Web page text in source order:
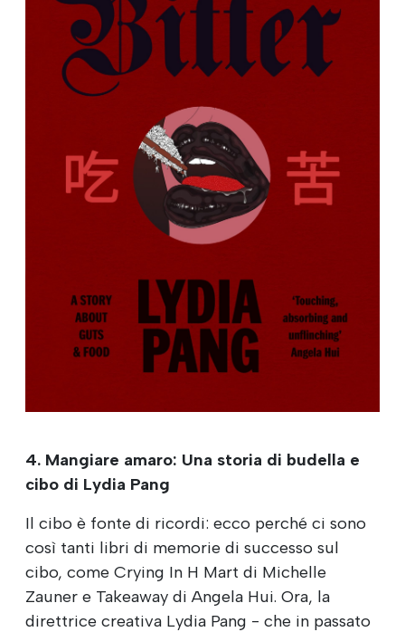
4. Mangiare amaro: Una storia di budella e
cibo di Lydia Pang
Il cibo è fonte di ricordi: ecco perché ci sono
così tanti libri di memorie di successo sul
cibo, come Crying In H Mart di Michelle
Zauner e Takeaway di Angela Hui. Ora, la
direttrice creativa Lydia Pang - che in passato